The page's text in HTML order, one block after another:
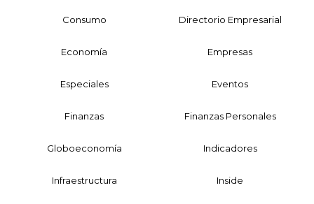
Consumo Directorio Empresarial
Economía Empresas
Especiales Eventos
Finanzas Finanzas Personales
Globoeconomía Indicadores
Infraestructura Inside